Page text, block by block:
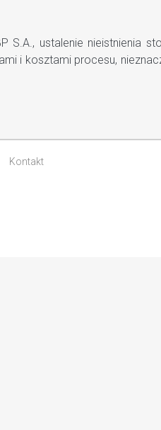
ustalenie nieistnienia
i kosztami procesu,
Kontakt